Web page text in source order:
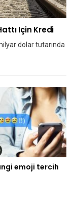
Için Kredi
dolar tutarında
emoji tercih